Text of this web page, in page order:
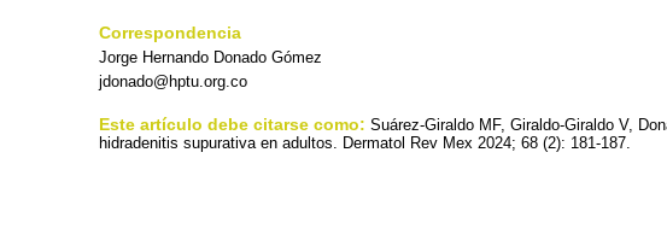
Correspondencia
Jorge Hernando Donado Gómez
jdonado@hptu.org.co
Este artículo debe citarse como: Suárez-Giraldo MF, Giraldo-Giraldo V,
hidradenitis supurativa en adultos. Dermatol Rev Mex 2024; 68 (2): 181-187.